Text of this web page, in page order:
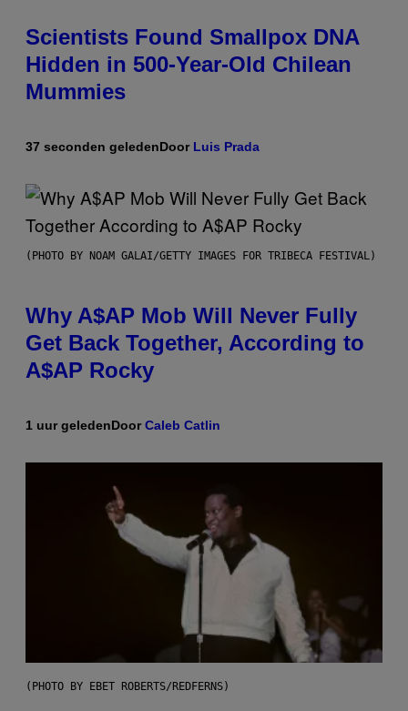
Scientists Found Smallpox DNA
Hidden in 500-Year-Old Chilean
Mummies
37 seconden geledenDoor Luis Prada
(PHOTO BY NOAM GALAI/GETTY IMAGES FOR TRIBECA FESTIVAL)
Why A$AP Mob Will Never Fully
Get Back Together, According to
A$AP Rocky
1 uur geledenDoorCaleb Catlin
(PHOTO BY EBET ROBERTS/REDFERNS)